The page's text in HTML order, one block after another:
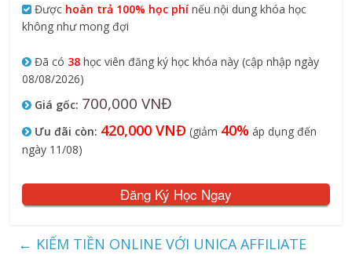
Được hoàn trả 100% học phí nếu nội dung khóa học
không như mong đợi
Đã có 38 học viên đăng ký học khóa này (cập nhập ngày
08/08/2026)
Giá gốc: 700,000 VNĐ
Ưu đãi còn: 420,000 VNĐ (giảm 40% áp dụng đến
ngày 11/08)
Đăng Ký Học Ngay
← KIẾM TIỀN ONLINE VỚI UNICA AFFILIATE